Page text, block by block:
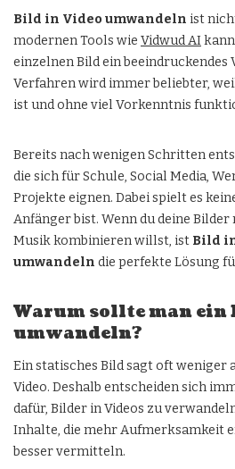
Bild in Video umwandeln ist
modernen Tools wie Vidwud AI
einzelnen Bild ein beeindruckendes
Verfahren wird immer beliebter,
ist und ohne viel Vorkenntnis
Bereits nach wenigen Schritten
die sich für Schule, Social Media,
Projekte eignen. Dabei spielt es
Anfänger bist. Wenn du deine
Musik kombinieren willst, ist Bild
umwandeln die perfekte Lösung
Warum sollte man ein
umwandeln?
Ein statisches Bild sagt oft weniger
Video. Deshalb entscheiden sich
dafür, Bilder in Videos zu
Inhalte, die mehr Aufmerksamkeit
besser vermitteln.